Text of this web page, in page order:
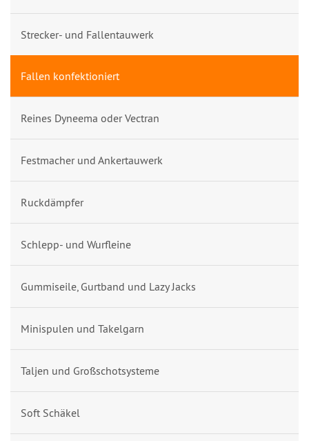
Strecker- und Fallentauwerk
Fallen konfektioniert
Reines Dyneema oder Vectran
Festmacher und Ankertauwerk
Ruckdämpfer
Schlepp- und Wurfleine
Gummiseile, Gurtband und Lazy Jacks
Minispulen und Takelgarn
Taljen und Großschotsysteme
Soft Schäkel